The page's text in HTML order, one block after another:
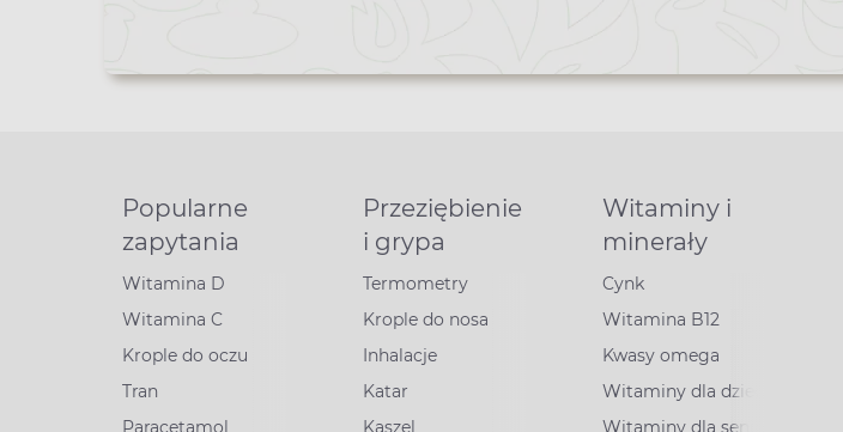
Popularne
zapytania
Witamina D
Witamina C
Krople do oczu
Tran
Paracetamol
Przeziębienie
i grypa
Termometry
Krople do nosa
Inhalacje
Katar
Kaszel
Witaminy i
minerały
Cynk
Witamina B12
Kwasy omega
Witaminy dla dzieci
Witaminy dla seniorów